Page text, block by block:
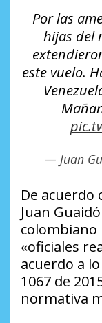
Por las
hijas del
este vuelo.
— Juan
De acuerdo
Juan
colombiano
«oficiales
acuerdo a
1067 de
normativa